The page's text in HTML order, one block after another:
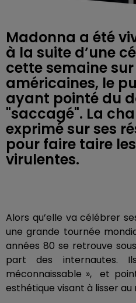
Madonna a été
à la suite d’une
cette semaine
américaines, le
ayant pointé du
"saccagé". La
exprimé sur ses
pour faire taire
virulentes.
Alors qu’elle va célébrer
une grande tournée
années 80 se retrouve
part des internautes.
méconnaissable », et
esthétique visant à lisser au